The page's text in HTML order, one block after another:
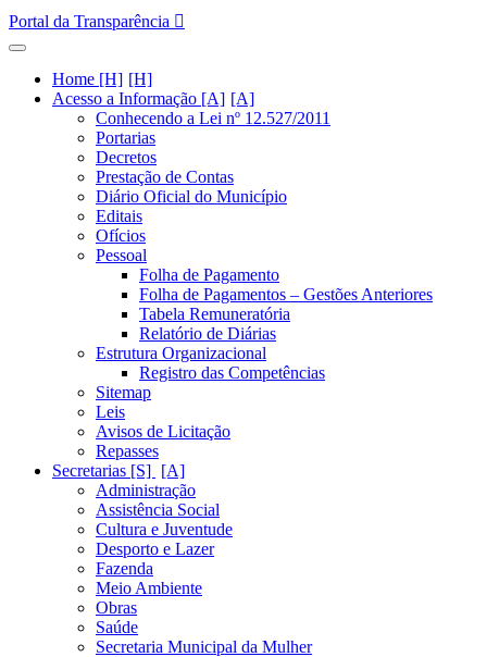
Portal da Transparência
Home [H]
Acesso a Informação [A]
Conhecendo a Lei nº 12.527/2011
Portarias
Decretos
Prestação de Contas
Diário Oficial do Município
Editais
Ofícios
Pessoal
Folha de Pagamento
Folha de Pagamentos – Gestões Anteriores
Tabela Remuneratória
Relatório de Diárias
Estrutura Organizacional
Registro das Competências
Sitemap
Leis
Avisos de Licitação
Repasses
Secretarias [S]
Administração
Assistência Social
Cultura e Juventude
Desporto e Lazer
Fazenda
Meio Ambiente
Obras
Saúde
Secretaria Municipal da Mulher